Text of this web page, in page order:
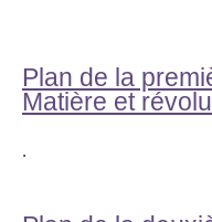
Plan de la
Matière et
.